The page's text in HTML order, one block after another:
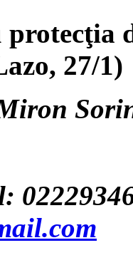
27/1)
- tel: